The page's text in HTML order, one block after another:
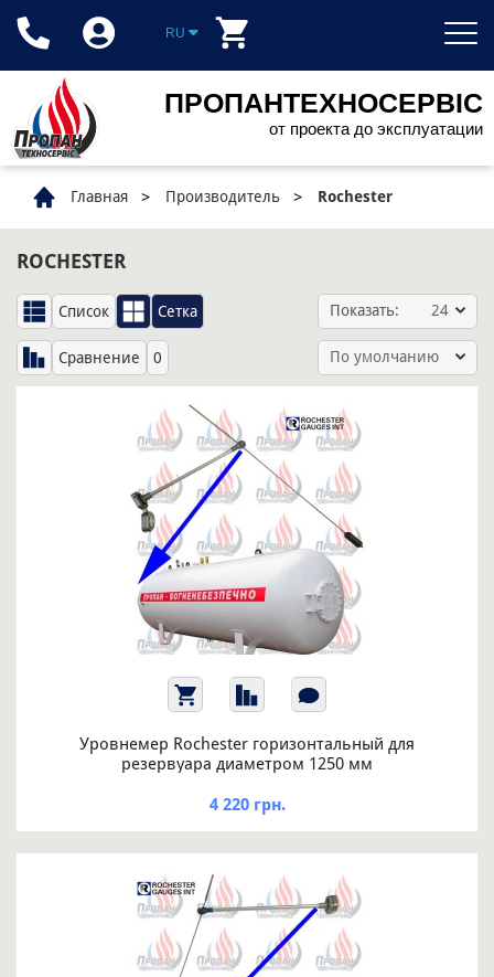
ПРОПАНТЕХНОСЕРВІС
от проекта до эксплуатации
RU
Главная Производитель Rochester
ROCHESTER
Список Сетка
Сравнение 0 По умолчанию
Показать: 24
Уровнемер Rochester горизонтальный для
резервуара диаметром 1250 мм
4 220 грн.